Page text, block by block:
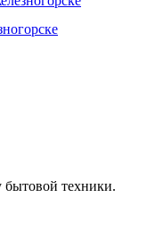
бытовой техники.